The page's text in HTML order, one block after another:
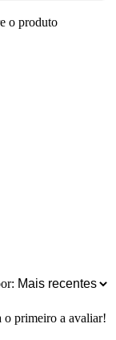
o produto
o primeiro a avaliar!